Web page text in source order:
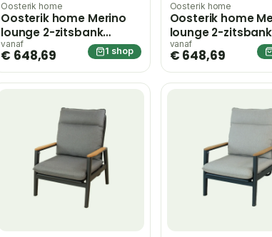
Oosterik home
Oosterik home Merino
lounge 2-zitsbank
midnight grey – grijs
vanaf
€ 648,69 1 shop
Oosterik home
Oosterik home
lounge 2-zitsbank
midnight grey
creme –
vanaf
€ 648,69